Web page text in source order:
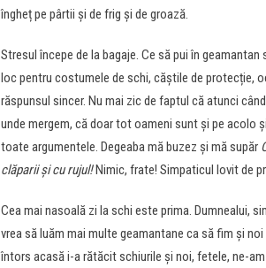
îngheț pe pârtii și de frig și de groază.
Stresul începe de la bagaje. Ce să pui în
loc pentru costumele de schi, căștile de protecție,
răspunsul sincer. Nu mai zic de faptul că atunci
unde mergem, că doar tot oameni sunt și pe acolo
toate argumentele. Degeaba mă buzez și mă supăr
clăparii și cu rujul!Nimic, frate! Simpaticul lovit de
Cea mai nasoală zi la schi este prima. Dumnealui,
vrea să luăm mai multe geamantane ca să fim și
întors acasă i-a rătăcit schiurile și noi, fetele, ne-